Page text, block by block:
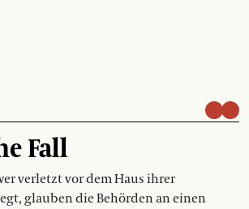
Fall
verletzt vor dem Haus ihrer
glauben die Behörden an einen